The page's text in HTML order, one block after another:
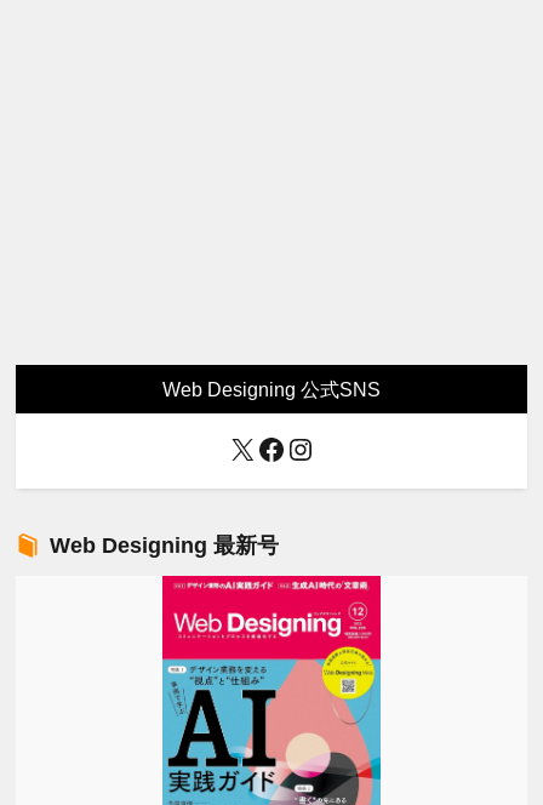
Web Designing 公式SNS
X Facebook
Instagram
Web Designing 最新号